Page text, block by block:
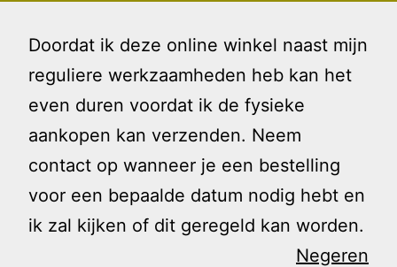
Doordat ik deze online winkel naast mijn
reguliere werkzaamheden heb kan het
even duren voordat ik de fysieke
aankopen kan verzenden. Neem
contact op wanneer je een bestelling
voor een bepaalde datum nodig hebt en
ik zal kijken of dit geregeld kan worden.
Negeren
naar
inhoud
Gezin
Peuters…